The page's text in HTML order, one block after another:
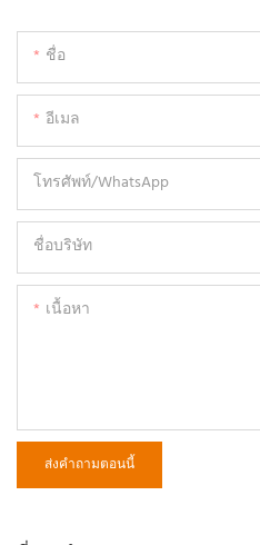
ชื่อ
อีเมล
โทรศัพท์/WhatsApp
ชื่อบริษัท
เนื้อหา
ส่งคำถามตอนนี้